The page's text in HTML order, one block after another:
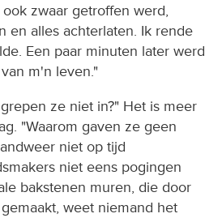
zwaar getroffen werd,
en alles achterlaten. Ik rende
Een paar minuten later werd
m'n leven."
ze niet in?" Het is meer
"Waarom gaven ze geen
niet op tijd
niet eens pogingen
bakstenen muren, die door
weet niemand het